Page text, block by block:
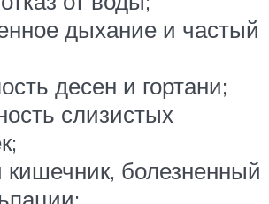
дыхание и частый
десен и гортани;
слизистых
кишечник, болезненный